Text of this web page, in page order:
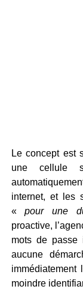
Le concept est
une cellule
internet, et les
«pour une
proactive,
mots de passe
aucune
moindre